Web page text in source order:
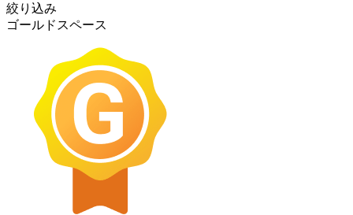
絞り込み
ゴールドスペース